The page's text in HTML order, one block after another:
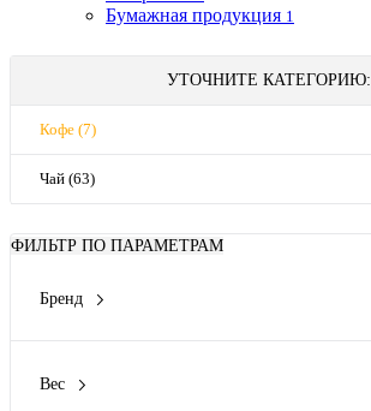
Бумажная продукция 1
УТОЧНИТЕ КАТЕГОРИЮ:
Кофе (7)
Чай (63)
ФИЛЬТР ПО ПАРАМЕТРАМ
Бренд
ЗООГУРМАН
Вес